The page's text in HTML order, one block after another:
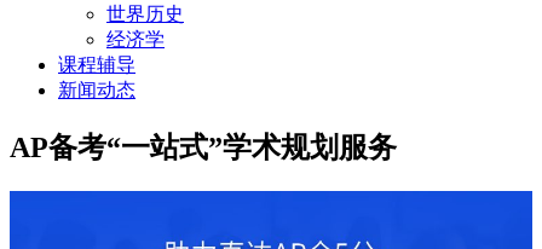
世界历史
经济学
课程辅导
新闻动态
AP备考“一站式”学术规划服务